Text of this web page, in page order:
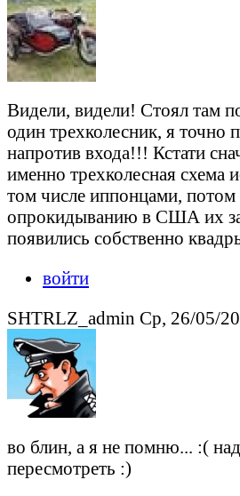
Видели, видели! Стоял там
один трехколесник, я точно
напротив входа!!! Кстати
именно трехколесная схема
том числе иппонцами, потом
опрокидыванию в США их
появились собственно
войти
SHTRLZ_admin Ср, 26/05/
во блин, а я не помню... :(
пересмотреть :)